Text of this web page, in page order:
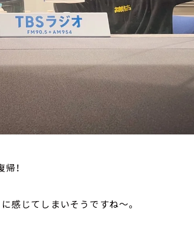
！
感じてしまいそうですね～。